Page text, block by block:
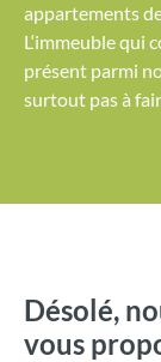
appartements
L‘immeuble qui
présent parmi
surtout pas à
Désolé,
vous